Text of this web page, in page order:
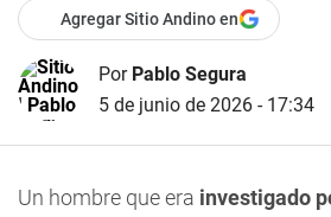
Agregar Sitio Andino en
Por Pablo Segura
5 de junio de 2026 - 17:34
Un hombre que era investigado